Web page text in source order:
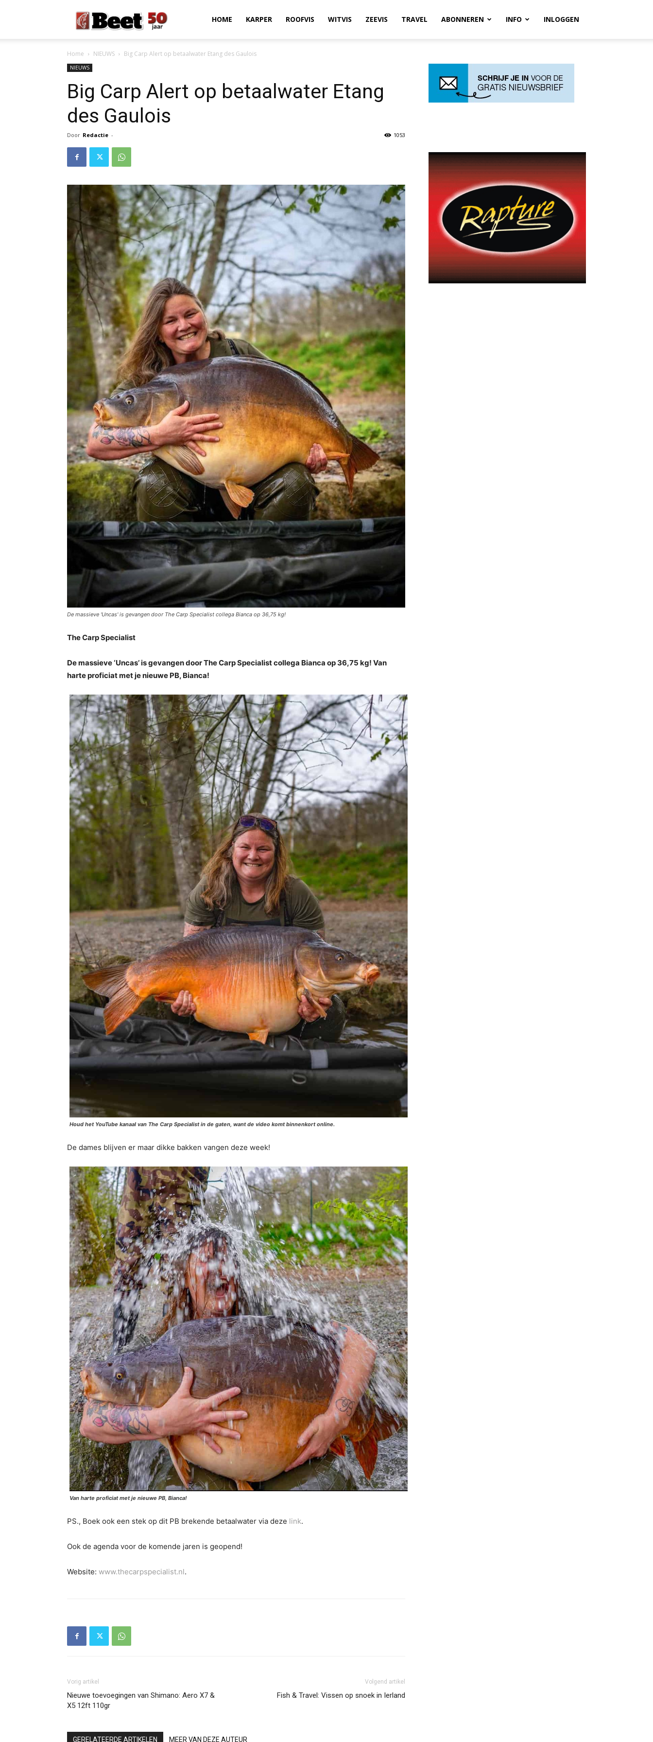
Magazine
HOME KARPER ROOFVIS WITVIS ZEEVIS TRAVEL ABONNEREN INFO INLOGGEN
Home NIEUWS Big Carp Alert op betaalwater Etang des Gaulois
NIEUWS
Big Carp Alert op betaalwater Etang
des Gaulois
Door Redactie - 1053
De massieve 'Uncas' is gevangen door The Carp Specialist collega Bianca op 36,75 kg!
The Carp Specialist
De massieve ‘Uncas’ is gevangen door The Carp Specialist collega Bianca op 36,75 kg! Van
harte proficiat met je nieuwe PB, Bianca!
Houd het YouTube kanaal van The Carp Specialist in de gaten, want de video komt binnenkort online.
De dames blijven er maar dikke bakken vangen deze week!
Van harte proficiat met je nieuwe PB, Bianca!
PS., Boek ook een stek op dit PB brekende betaalwater via deze link.
Ook de agenda voor de komende jaren is geopend!
Website: www.thecarpspecialist.nl.
Vorig artikel
Nieuwe toevoegingen van Shimano: Aero X7 &
X5 12ft 110gr
Volgend artikel
Fish & Travel: Vissen op snoek in Ierland
GERELATEERDE ARTIKELEN MEER VAN DEZE AUTEUR